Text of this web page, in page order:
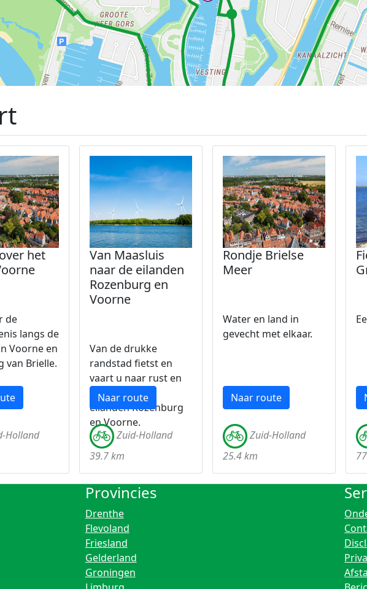
het
de
langs de
Voorne en
van Brielle.
Holland
Van Maasluis
naar de eilanden
Rozenburg en
Voorne
Van de drukke
randstad fietst en
vaart u naar rust en
cultuur op de
eilanden Rozenburg
en Voorne.
Naar route
Zuid-Holland
39.7 km
Rondje Brielse
Meer
Water en land in
gevecht met elkaar.
Naar route
Zuid-Holland
25.4 km
Provincies
Drenthe
Flevoland
Friesland
Gelderland
Groningen